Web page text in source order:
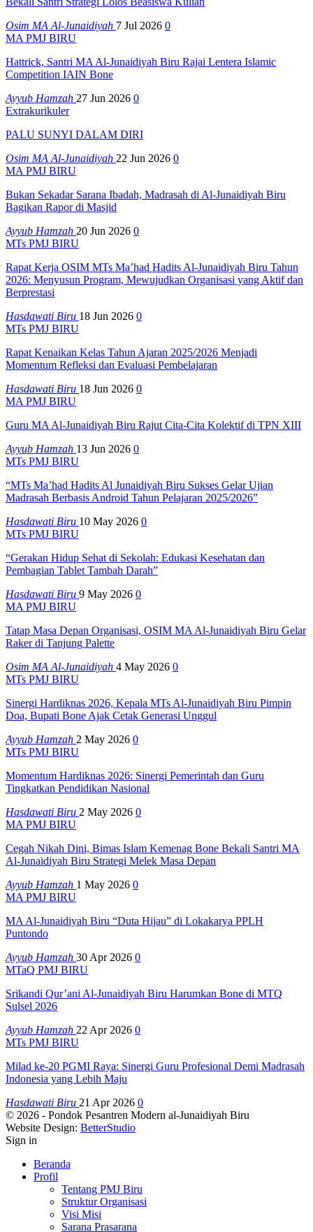
Osim MA Al-Junaidiyah 7 Jul 2026 0
MA PMJ BIRU
Hattrick, Santri MA Al-Junaidiyah Biru Rajai Lentera Islamic
Competition IAIN Bone
Ayyub Hamzah 27 Jun 2026 0
Extrakurikuler
PALU SUNYI DALAM DIRI
Osim MA Al-Junaidiyah 22 Jun 2026 0
MA PMJ BIRU
Bukan Sekadar Sarana Ibadah, Madrasah di Al-Junaidiyah Biru
Bagikan Rapor di Masjid
Ayyub Hamzah 20 Jun 2026 0
MTs PMJ BIRU
Rapat Kerja OSIM MTs Ma’had Hadits Al-Junaidiyah Biru Tahun
2026: Menyusun Program, Mewujudkan Organisasi yang Aktif dan
Berprestasi
Hasdawati Biru 18 Jun 2026 0
MTs PMJ BIRU
Rapat Kenaikan Kelas Tahun Ajaran 2025/2026 Menjadi
Momentum Refleksi dan Evaluasi Pembelajaran
Hasdawati Biru 18 Jun 2026 0
MA PMJ BIRU
Guru MA Al-Junaidiyah Biru Rajut Cita-Cita Kolektif di TPN XIII
Ayyub Hamzah 13 Jun 2026 0
MTs PMJ BIRU
“MTs Ma’had Hadits Al Junaidiyah Biru Sukses Gelar Ujian
Madrasah Berbasis Android Tahun Pelajaran 2025/2026”
Hasdawati Biru 10 May 2026 0
MTs PMJ BIRU
“Gerakan Hidup Sehat di Sekolah: Edukasi Kesehatan dan
Pembagian Tablet Tambah Darah”
Hasdawati Biru 9 May 2026 0
MA PMJ BIRU
Tatap Masa Depan Organisasi, OSIM MA Al-Junaidiyah Biru Gelar
Raker di Tanjung Palette
Osim MA Al-Junaidiyah 4 May 2026 0
MTs PMJ BIRU
Sinergi Hardiknas 2026, Kepala MTs Al-Junaidiyah Biru Pimpin
Doa, Bupati Bone Ajak Cetak Generasi Unggul
Ayyub Hamzah 2 May 2026 0
MTs PMJ BIRU
Momentum Hardiknas 2026: Sinergi Pemerintah dan Guru
Tingkatkan Pendidikan Nasional
Hasdawati Biru 2 May 2026 0
MA PMJ BIRU
Cegah Nikah Dini, Bimas Islam Kemenag Bone Bekali Santri MA
Al-Junaidiyah Biru Strategi Melek Masa Depan
Ayyub Hamzah 1 May 2026 0
MA PMJ BIRU
MA Al-Junaidiyah Biru “Duta Hijau” di Lokakarya PPLH
Puntondo
Ayyub Hamzah 30 Apr 2026 0
MTaQ PMJ BIRU
Srikandi Qur’ani Al-Junaidiyah Biru Harumkan Bone di MTQ
Sulsel 2026
Ayyub Hamzah 22 Apr 2026 0
MTs PMJ BIRU
Milad ke-20 PGMI Raya: Sinergi Guru Profesional Demi Madrasah
Indonesia yang Lebih Maju
Hasdawati Biru 21 Apr 2026 0
© 2026 - Pondok Pesantren Modern al-Junaidiyah Biru
Website Design: BetterStudio
Sign in
Beranda
Profil
Tentang PMJ Biru
Struktur Organisasi
Visi Misi
Sarana Prasarana